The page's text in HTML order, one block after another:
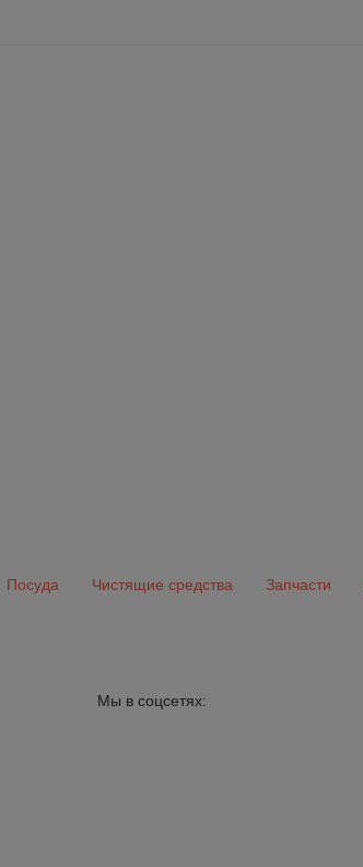
Посуда Чистящие средства Запчасти
Мы в соцсетях: